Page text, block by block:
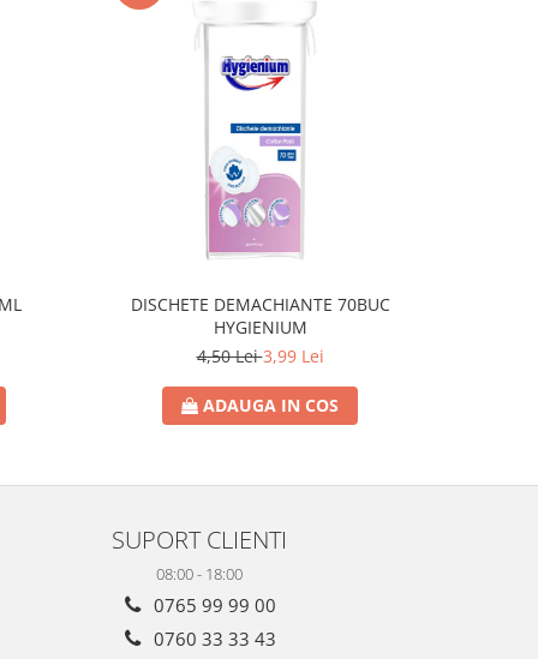
DISCHETE DEMACHIANTE 70BUC
HYGIENIUM
4,50 Lei3,99 Lei
ADAUGA IN COS
SUPORT CLIENTI
08:00 - 18:00
0765 99 99 00
0760 33 33 43